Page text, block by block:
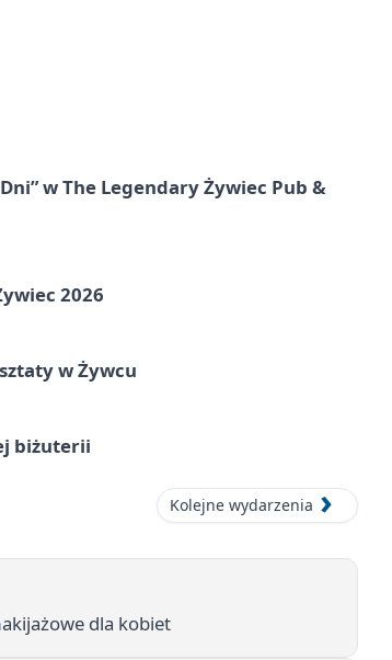
w The Legendary Żywiec Pub &
2026
w Żywcu
biżuterii
Kolejne wydarzenia
dla kobiet